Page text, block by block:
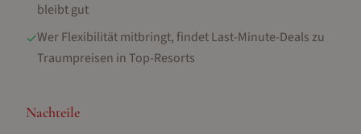
bleibt gut
✓Wer Flexibilität mitbringt, findet Last-Minute-Deals zu
Traumpreisen in Top-Resorts
Nachteile